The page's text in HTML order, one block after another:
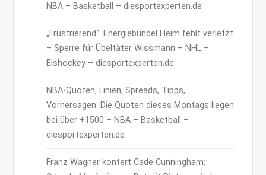
NBA – Basketball – diesportexperten.de
„Frustrierend“: Energiebündel Heim fehlt verletzt
– Sperre für Übeltäter Wissmann – NHL –
Eishockey – diesportexperten.de
NBA-Quoten, Linien, Spreads, Tipps,
Vorhersagen: Die Quoten dieses Montags liegen
bei über +1500 – NBA – Basketball –
diesportexperten.de
Franz Wagner kontert Cade Cunningham: